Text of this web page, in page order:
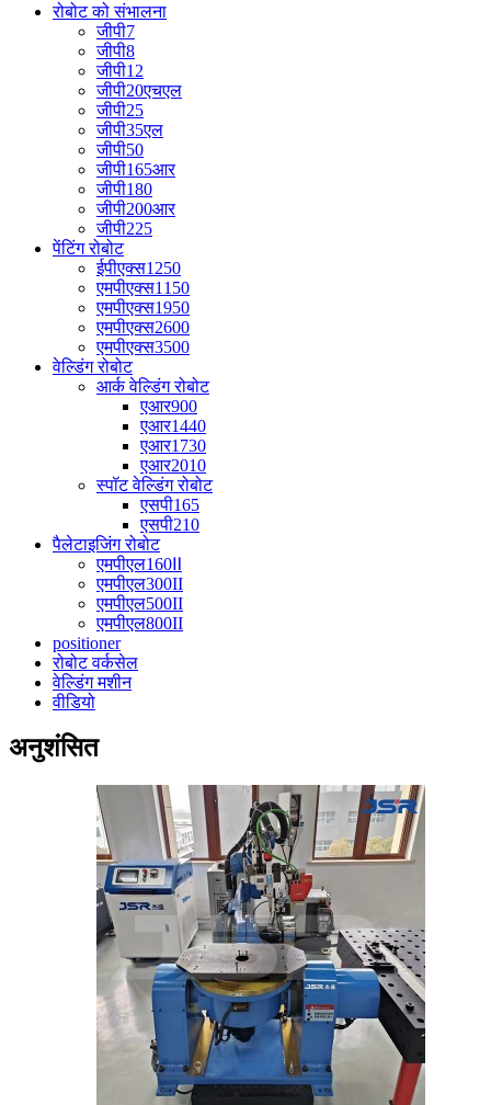
रोबोट को संभालना
जीपी7
जीपी8
जीपी12
जीपी20एचएल
जीपी25
जीपी35एल
जीपी50
जीपी165आर
जीपी180
जीपी200आर
जीपी225
पेंटिंग रोबोट
ईपीएक्स1250
एमपीएक्स1150
एमपीएक्स1950
एमपीएक्स2600
एमपीएक्स3500
वेल्डिंग रोबोट
आर्क वेल्डिंग रोबोट
एआर900
एआर1440
एआर1730
एआर2010
स्पॉट वेल्डिंग रोबोट
एसपी165
एसपी210
पैलेटाइजिंग रोबोट
एमपीएल160Ⅱ
एमपीएल300II
एमपीएल500II
एमपीएल800II
positioner
रोबोट वर्कसेल
वेल्डिंग मशीन
वीडियो
अनुशंसित